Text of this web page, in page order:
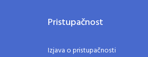
Pristupačnost
Izjava o pristupačnosti